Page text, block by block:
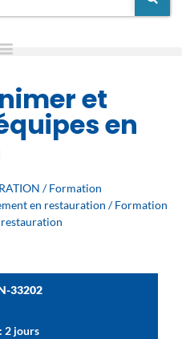
et
en
/Formation
en restauration / Formation
33202
2 jours